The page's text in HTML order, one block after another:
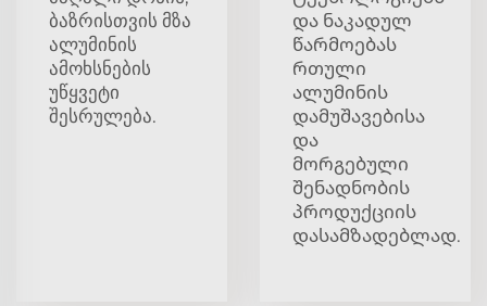
ბაზრისთვის მზა
ალუმინის
ამოხსნების
უწყვეტი
შესრულება.
და ნაკადულ
წარმოებას
რთული
ალუმინის
დამუშავებისა
და
მორგებული
შენადნობის
პროდუქციის
დასამზადებლად.